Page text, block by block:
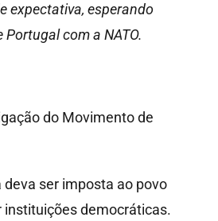
expectativa, esperando
com a NATO.
do Movimento de
ser imposta ao povo
instituições democráticas.